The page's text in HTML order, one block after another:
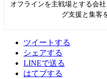
オフラインを主戦場とする会
グ支援と集客
ツイートする
シェアする
LINEで送る
はてブする